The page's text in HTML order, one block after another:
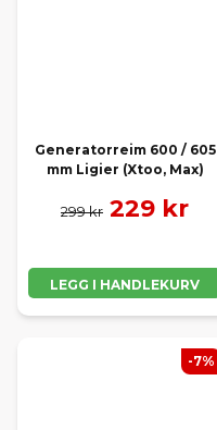
Generatorreim 600 / 605
mm Ligier (Xtoo, Max)
299 kr 229 kr
LEGG I HANDLEKURV
-7%